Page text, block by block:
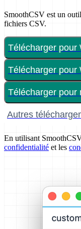
SmoothCSV est un
fichiers CSV.
Télécharger pour
Télécharger pour
Télécharger pour
Autres
En utilisant
confidentialité et les